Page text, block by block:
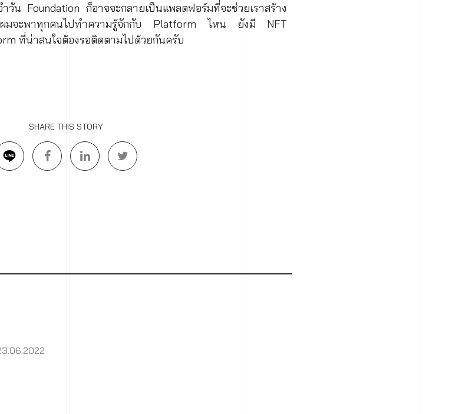
วัน Foundation ก็อาจจะกลายเป็นแพลตฟอร์มที่จะช่วยเราสร้าง
จะพาทุกคนไปทำความรู้จักกับ Platform ไหน ยังมี NFT
ที่น่าสนใจต้องรอติดตามไปด้วยกันครับ
SHARE THIS STORY